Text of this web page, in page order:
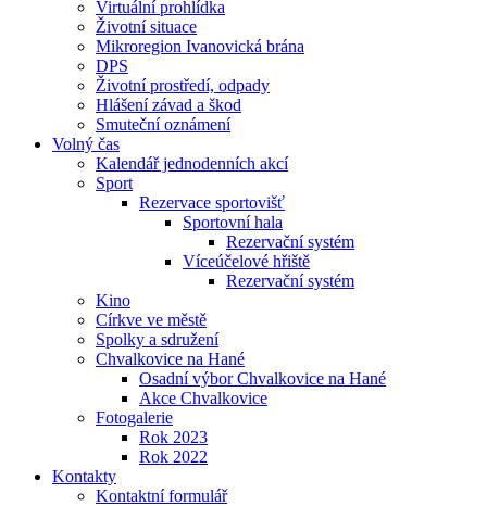
Virtuální prohlídka
Životní situace
Mikroregion Ivanovická brána
DPS
Životní prostředí, odpady
Hlášení závad a škod
Smuteční oznámení
Volný čas
Kalendář jednodenních akcí
Sport
Rezervace sportovišť
Sportovní hala
Rezervační systém
Víceúčelové hřiště
Rezervační systém
Kino
Církve ve městě
Spolky a sdružení
Chvalkovice na Hané
Osadní výbor Chvalkovice na Hané
Akce Chvalkovice
Fotogalerie
Rok 2023
Rok 2022
Kontakty
Kontaktní formulář